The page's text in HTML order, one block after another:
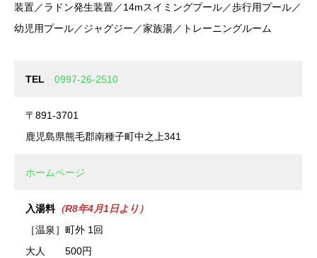
装置／ラドン発生装置／14mスイミングプール／歩行用プール／
幼児用プール／ジャグジー／家族湯／トレーニングルーム
TEL 0997-26-2510
〒891-3701
鹿児島県熊毛郡南種子町中之上341
ホームページ
入湯料（R8年4月1日より）
［温泉］町外 1回
大人 500円